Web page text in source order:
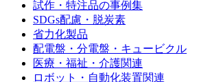
試作・特注品の事例集
SDGs配慮・脱炭素
省力化製品
配電盤・分電盤・キュービクル
医療・福祉・介護関連
ロボット・自動化装置関連